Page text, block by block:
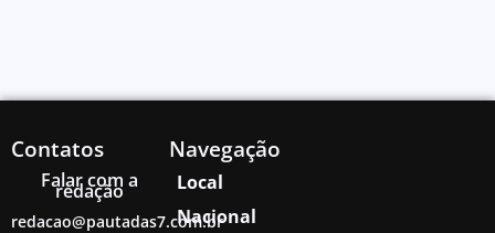
Contatos
Falar com a
redação
redacao@pautadas7.com.br
Navegação
Local
Nacional